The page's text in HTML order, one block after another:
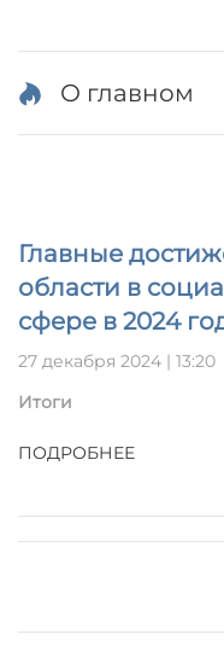
О главном
Главные
области в
сфере в 2024
27 декабря 2024 | 13:20
Итоги
ПОДРОБНЕЕ